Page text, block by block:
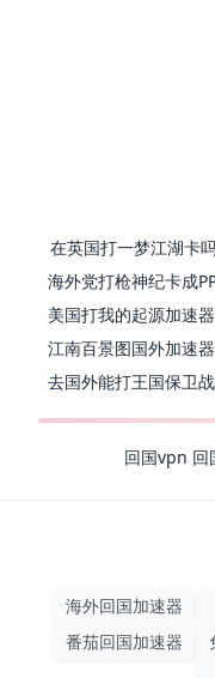
在英国打一梦江湖卡
回国vpn 回
海外回国加速器
番茄回国加速器